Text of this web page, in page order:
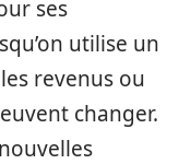
ses
utilise un
revenus ou
changer.